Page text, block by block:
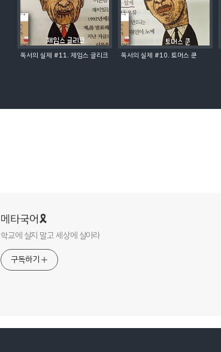
독서의 실제 #11. 제임스 글리크 독서의 실제 #10. 토머스 쿤
메타국어🎗
학교에 살지 말고 세상에 살아라
구독하기